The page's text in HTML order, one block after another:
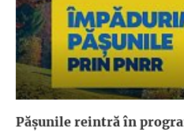
Pășunile reintră în